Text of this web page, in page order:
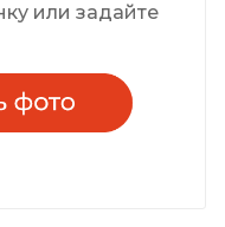
или задайте